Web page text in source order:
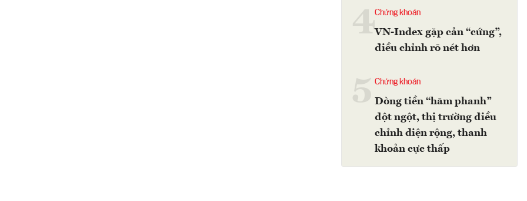
4Chứng khoán
VN-Index gặp cản “cứng”,
điều chỉnh rõ nét hơn
Chứng khoán
Dòng tiền “hãm phanh”
đột ngột, thị trường điều
chỉnh diện rộng, thanh
khoản cực thấp